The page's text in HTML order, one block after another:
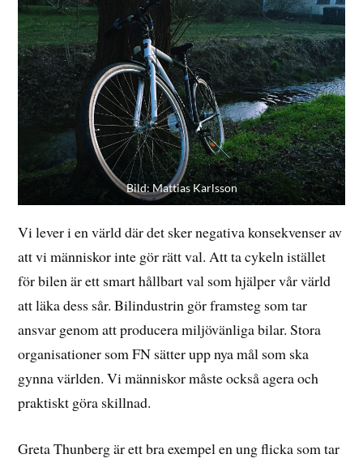
Bild: Mattias Karlsson
Vi lever i en värld där det sker negativa konsekvenser av
att vi människor inte gör rätt val. Att ta cykeln istället
för bilen är ett smart hållbart val som hjälper vår värld
att läka dess sår. Bilindustrin gör framsteg som tar
ansvar genom att producera miljövänliga bilar. Stora
organisationer som FN sätter upp nya mål som ska
gynna världen. Vi människor måste också agera och
praktiskt göra skillnad.
Greta Thunberg är ett bra exempel en ung flicka som tar